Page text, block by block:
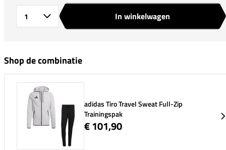
In winkelwagen
Shop de combinatie
adidas Tiro Travel Sweat Full-Zip
Trainingspak
€ 101,90